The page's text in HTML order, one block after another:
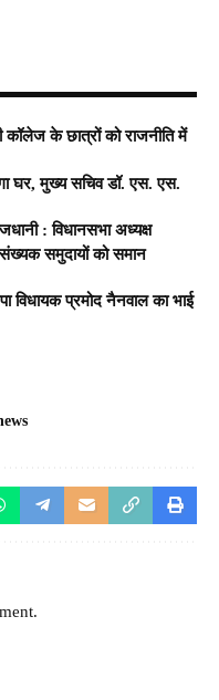
कॉलेज के छात्रों को राजनीति में
घर, मुख्य सचिव डॉ. एस. एस.
: विधानसभा अध्यक्ष
समुदायों को समान
विधायक प्रमोद नैनवाल का भाई